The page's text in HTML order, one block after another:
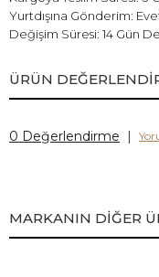
Yurtdışına Gönderim:
Değişim Süresi: 14 Gün
ÜRÜN
0 Değerlendirme |
MARKANIN DİĞER